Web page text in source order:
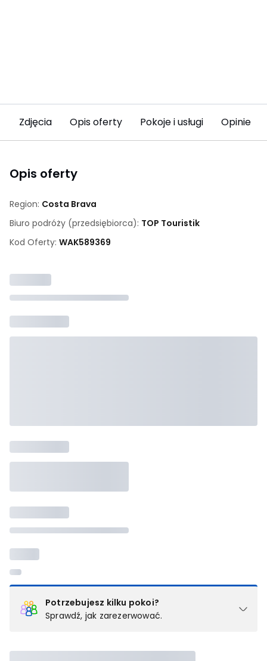
Zdjęcia Opis oferty Pokoje i usługi Opinie (2)
Opis oferty
Region: Costa Brava
Biuro podróży (przedsiębiorca): TOP Touristik
Kod Oferty: WAK589369
Potrzebujesz kilku pokoi?
Sprawdź, jak zarezerwować.